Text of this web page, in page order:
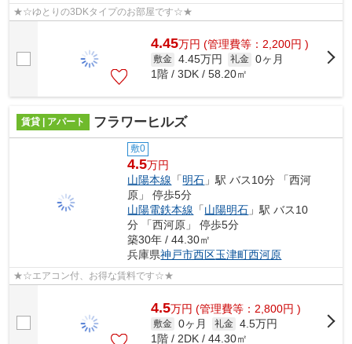
★☆ゆとりの3DKタイプのお部屋です☆★
4.45万円 (管理費等：2,200円 )
敷金 4.45万円 礼金 0ヶ月
1階 / 3DK / 58.20㎡
賃貸 | アパート フラワーヒルズ
敷0
4.5万円
山陽本線 「明石 」駅 バス10分 「西河
原」 停歩5分
山陽電鉄本線 「山陽明石 」駅 バス10
分 「西河原」 停歩5分
築30年 / 44.30㎡
兵庫県神戸市西区玉津町西河原
★☆エアコン付、お得な賃料です☆★
4.5万円 (管理費等：2,800円 )
敷金 0ヶ月 礼金 4.5万円
1階 / 2DK / 44.30㎡